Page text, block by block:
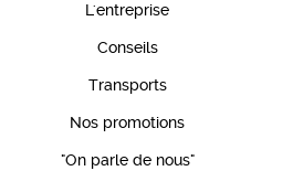
L'entreprise
Conseils
Transports
Nos promotions
"On parle de nous"